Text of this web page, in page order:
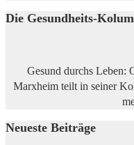
Die Gesundheits-
Gesund durchs Leben:
Marxheim teilt in seiner
Neueste Beiträge